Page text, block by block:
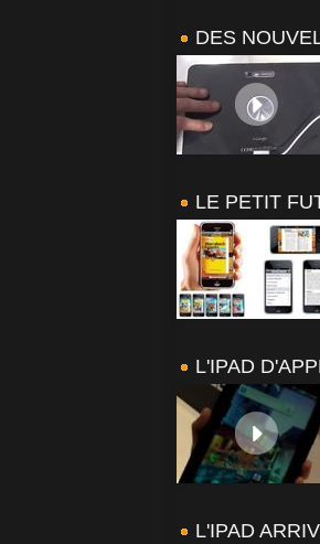
DES
LE PETIT
L'IPAD
L'IPAD